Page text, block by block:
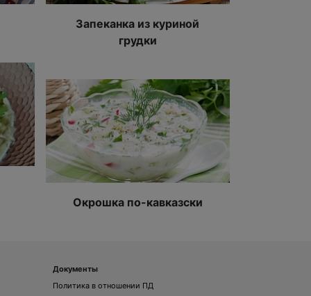
Запеканка из куриной
грудки
Окрошка по-кавказски
Документы
Политика в отношении ПД